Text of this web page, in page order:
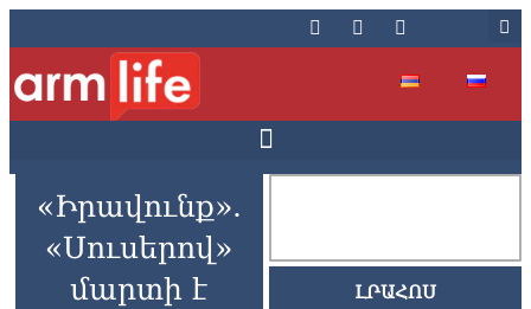
«Իրավունք».
«Սուսերով»
մարտի է
ԼՐԱՀՈՍ